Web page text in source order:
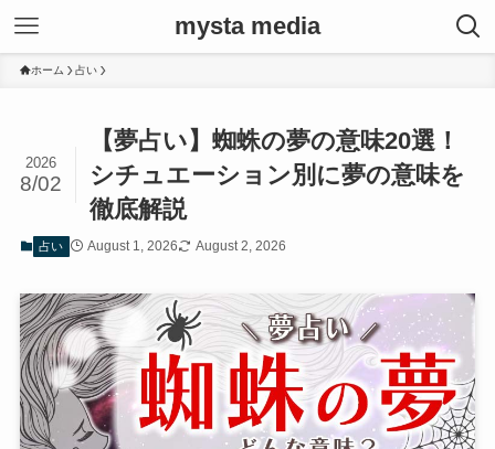
mysta media
ホーム 占い
【夢占い】蜘蛛の夢の意味20選！
シチュエーション別に夢の意味を
徹底解説
2026
8/02
占い August 1, 2026 August 2, 2026